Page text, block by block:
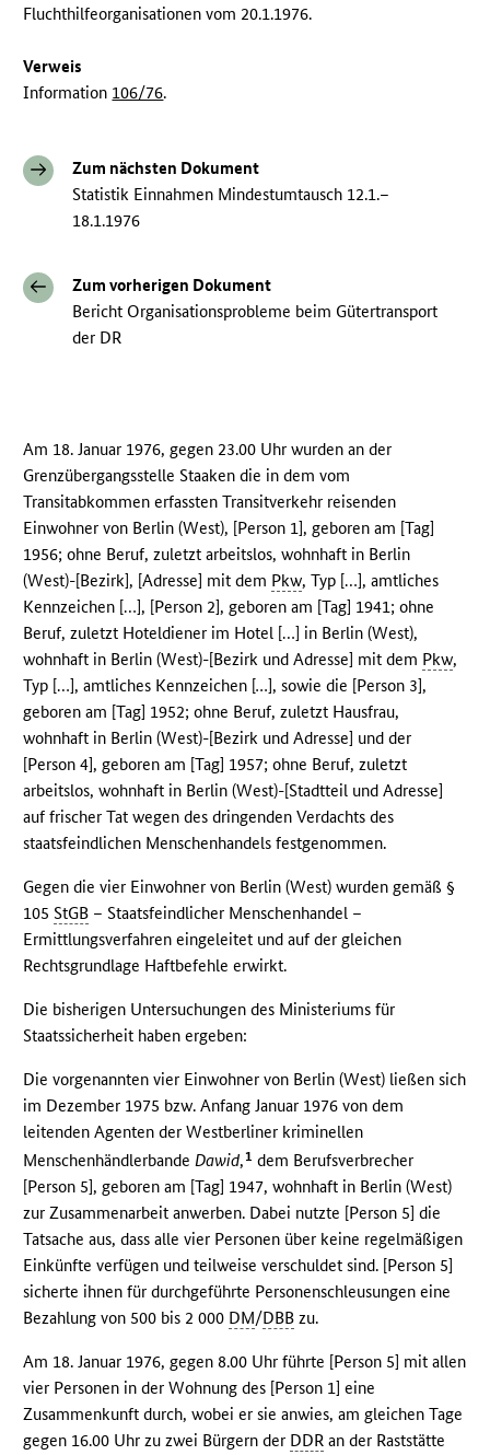
Fluchthilfeorganisationen vom 20.1.1976.
Verweis
Information 106/76.
Zum nächsten Dokument
Statistik Einnahmen Mindestumtausch 12.1.–
18.1.1976
Zum vorherigen Dokument
Bericht Organisationsprobleme beim Gütertransport
der DR
Am 18. Januar 1976, gegen 23.00 Uhr wurden an der
Grenzübergangsstelle Staaken die in dem vom
Transitabkommen erfassten Transitverkehr reisenden
Einwohner von Berlin (West), [Person 1], geboren am [Tag]
1956; ohne Beruf, zuletzt arbeitslos, wohnhaft in Berlin
(West)-[Bezirk], [Adresse] mit dem Pkw, Typ […], amtliches
Kennzeichen […], [Person 2], geboren am [Tag] 1941; ohne
Beruf, zuletzt Hoteldiener im Hotel […] in Berlin (West),
wohnhaft in Berlin (West)-[Bezirk und Adresse] mit dem Pkw,
Typ […], amtliches Kennzeichen […], sowie die [Person 3],
geboren am [Tag] 1952; ohne Beruf, zuletzt Hausfrau,
wohnhaft in Berlin (West)-[Bezirk und Adresse] und der
[Person 4], geboren am [Tag] 1957; ohne Beruf, zuletzt
arbeitslos, wohnhaft in Berlin (West)-[Stadtteil und Adresse]
auf frischer Tat wegen des dringenden Verdachts des
staatsfeindlichen Menschenhandels festgenommen.
Gegen die vier Einwohner von Berlin (West) wurden gemäß §
105StGB – Staatsfeindlicher Menschenhandel –
Ermittlungsverfahren eingeleitet und auf der gleichen
Rechtsgrundlage Haftbefehle erwirkt.
Die bisherigen Untersuchungen des Ministeriums für
Staatssicherheit haben ergeben:
Die vorgenannten vier Einwohner von Berlin (West) ließen sich
im Dezember 1975 bzw. Anfang Januar 1976 von dem
leitenden Agenten der Westberliner kriminellen
MenschenhändlerbandeDawid,1 dem Berufsverbrecher
[Person 5], geboren am [Tag] 1947, wohnhaft in Berlin (West)
zur Zusammenarbeit anwerben. Dabei nutzte [Person 5] die
Tatsache aus, dass alle vier Personen über keine regelmäßigen
Einkünfte verfügen und teilweise verschuldet sind. [Person 5]
sicherte ihnen für durchgeführte Personenschleusungen eine
Bezahlung von 500 bis 2 000 DM/DBB zu.
Am 18. Januar 1976, gegen 8.00 Uhr führte [Person 5] mit allen
vier Personen in der Wohnung des [Person 1] eine
Zusammenkunft durch, wobei er sie anwies, am gleichen Tage
gegen 16.00 Uhr zu zwei Bürgern der DDR an der Raststätte